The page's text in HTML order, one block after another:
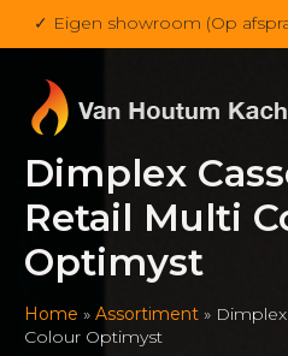
✓ Eigen showroom (Op
Dimplex
Retail Multi
Optimyst
Home » Assortiment »
Colour Optimyst